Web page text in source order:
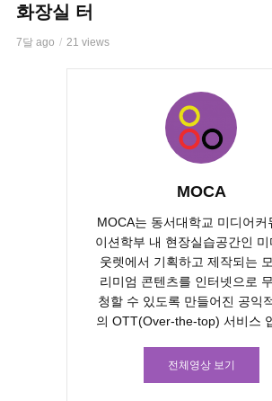
화장실 터
7달 ago 21 views
MOCA
MOCA는 동서대학교 미디어커
이션학부 내 현장실습공간인
웃렛에서 기획하고 제작되는
리미엄 콘텐츠를 인터넷으로
청할 수 있도록 만들어진 공익
의 OTT(Over-the-top) 서비스
전체영상 보기